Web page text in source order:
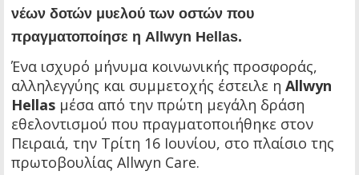
νέων δοτών μυελού των οστών που
πραγματοποίησε η Allwyn Hellas.
Ένα ισχυρό μήνυμα κοινωνικής προσφοράς,
αλληλεγγύης και συμμετοχής έστειλε η Allwyn
Hellas μέσα από την πρώτη μεγάλη δράση
εθελοντισμού που πραγματοποιήθηκε στον
Πειραιά, την Τρίτη 16 Ιουνίου, στο πλαίσιο της
πρωτοβουλίας Allwyn Care.